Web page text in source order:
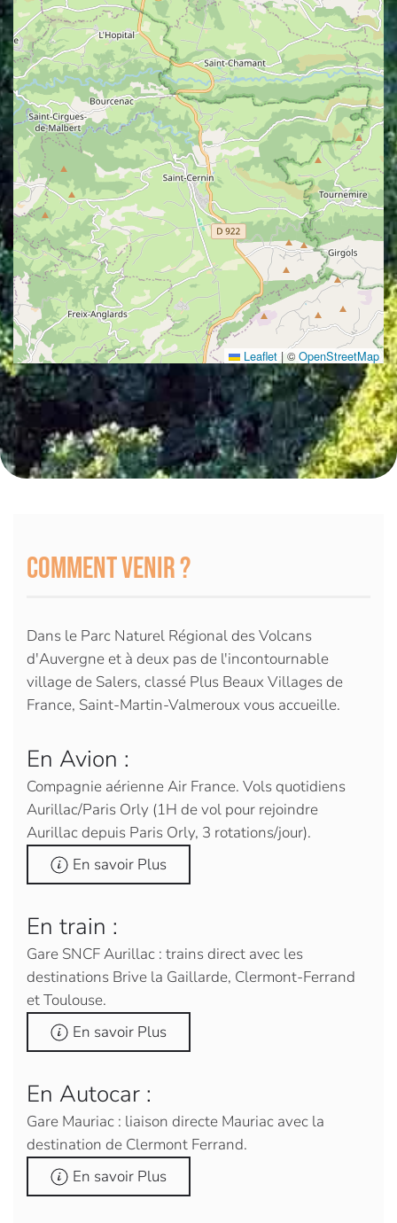
Leaflet | © OpenStreetMap
Comment venir ?
Dans le Parc Naturel Régional des Volcans
d'Auvergne et à deux pas de l'incontournable
village de Salers, classé Plus Beaux Villages de
France, Saint-Martin-Valmeroux vous accueille.
En Avion :
Compagnie aérienne Air France. Vols quotidiens
Aurillac/Paris Orly (1H de vol pour rejoindre
Aurillac depuis Paris Orly, 3 rotations/jour).
En savoir Plus
En train :
Gare SNCF Aurillac : trains direct avec les
destinations Brive la Gaillarde, Clermont-Ferrand
et Toulouse.
En savoir Plus
En Autocar :
Gare Mauriac : liaison directe Mauriac avec la
destination de Clermont Ferrand.
En savoir Plus